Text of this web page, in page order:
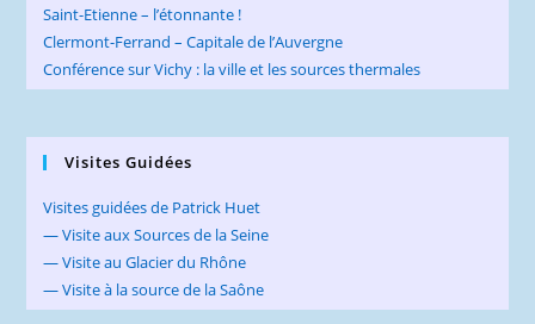
Saint-Etienne – l’étonnante !
Clermont-Ferrand – Capitale de l’Auvergne
Conférence sur Vichy : la ville et les sources thermales
Visites Guidées
Visites guidées de Patrick Huet
— Visite aux Sources de la Seine
— Visite au Glacier du Rhône
— Visite à la source de la Saône